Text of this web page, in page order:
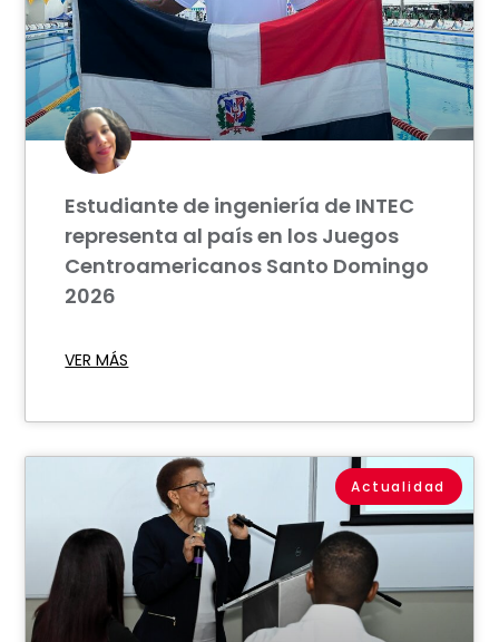
Estudiante de ingeniería de INTEC
representa al país en los Juegos
Centroamericanos Santo Domingo
2026
VER MÁS
Actualidad